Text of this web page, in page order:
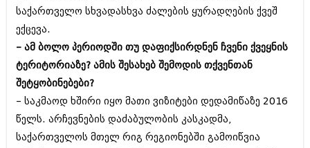
აგვისტო 2011 (249)
ივლისი 2011 (400)
მაისი 2011 (415)
აპრილი 2011 (294)
მარტი 2011 (654)
თებერვალი 2011 (329)
იანვარი 2011 (647)
(157)
ნოემბერი 2010 (422)
საქართველო სხვადასხვა ძალების ყურადღების ქვეშ
ექცევა.
– ამ ბოლო პერიოდში თუ დაფიქსირდნენ ჩვენი ქვეყნის
ტერიტორიაზე? ამის შესახებ შემოდის თქვენთან
შეტყობინებები?
– საკმაოდ ხშირი იყო მათი ვიზიტები დედამიწაზე 2016
წელს. არჩევნების დაძაბულობის კასკადმა,
საქართველოს მთელ რიგ რეგიონებში გამოიწვია